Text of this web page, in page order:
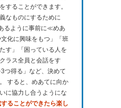
することができます。
なものにするために
るように事前に≪めあ
化に興味をもつ」「班
す」「困っている人を
ラス全員と会話をす
つ得る」など、決めて
すると、めあてに向か
に協力し合うようにな
ることができたら楽し